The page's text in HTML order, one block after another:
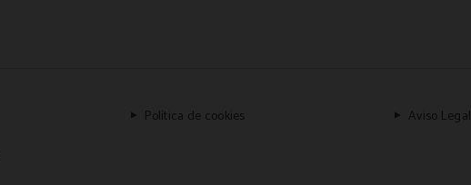
Política de cookies
Aviso Legal